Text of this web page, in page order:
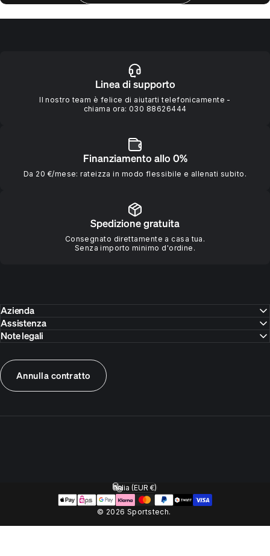
Linea di supporto
Il nostro team è felice di aiutarti telefonicamente -
chiama ora: 030 88626444
Finanziamento allo 0%
Da 20 €/mese: rateizza in modo flessibile e allenati subito.
Spedizione gratuita
Consegnato direttamente a casa tua.
Senza importo minimo d'ordine.
Azienda
Assistenza
Note legali
Annulla contratto
© 2026 Sportstech.
Paese/Area geografica
Italia (EUR €)